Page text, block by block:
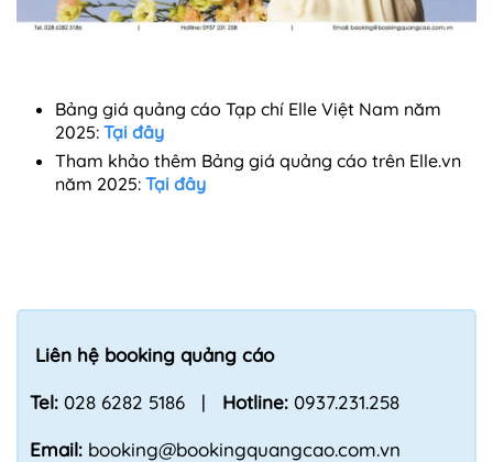
Bảng giá quảng cáo Tạp chí Elle Việt Nam năm
2025: Tại đây
Tham khảo thêm Bảng giá quảng cáo trên Elle.vn
năm 2025: Tại đây
Liên hệ booking quảng cáo
Tel: 028 6282 5186 | Hotline: 0937.231.258
Email: booking@bookingquangcao.com.vn